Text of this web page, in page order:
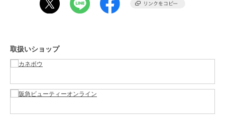
-
取扱いショップ